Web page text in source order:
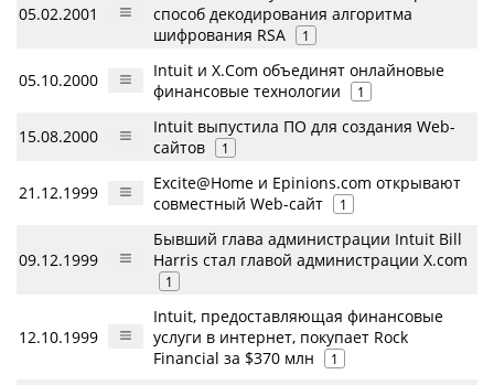
05.02.2001
способ декодирования алгоритма
шифрования RSA
1
05.10.2000
Intuit и X.Com объединят онлайновые
финансовые технологии
1
15.08.2000
Intuit выпустила ПО для создания Web-
сайтов
1
21.12.1999
Excite@Home и Epinions.com открывают
совместный Web-сайт
1
09.12.1999
Бывший глава администрации Intuit Bill
Harris стал главой администрации X.com
1
12.10.1999
Intuit, предоставляющая финансовые
услуги в интернет, покупает Rock
Financial за $370 млн
1